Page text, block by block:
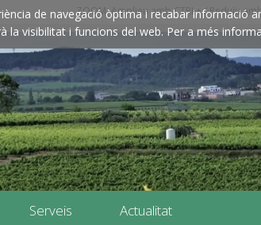
de navegació òptima i recabar informació
la visibilitat i funcions del web. Per a més
ZOOM: Amplieu amb CTRL+ / Reduïu
Serveis Actualitat